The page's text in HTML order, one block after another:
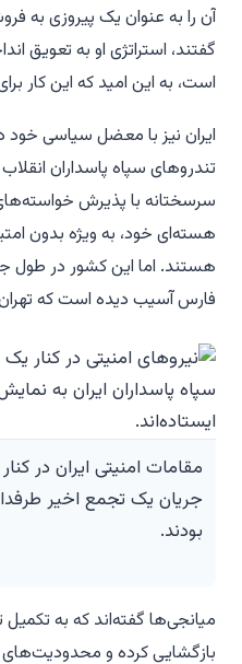
آن را به عنوان یک پیروزی به
گفتند، استراتژی او به تعویق
است، به این امید که این کار
ایران نیز با معضل سیاسی خود
تندروهای سپاه پاسداران
سرسختانه با پذیرش
هسته‌ای خود، به ویژه بدون
هستند. اما این کشور در طول
فارس آسیب دیده است که
مقامات امنیتی ایران در
جریان یک تجمع اخیر
بودند.
میانجی‌ها گفته‌اند که به
بازگشایی کرده و